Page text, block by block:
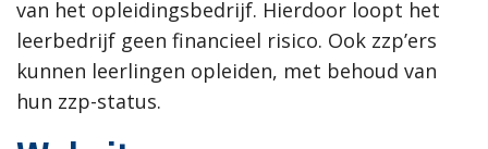
van het opleidingsbedrijf. Hierdoor loopt het
leerbedrijf geen financieel risico. Ook zzp’ers
kunnen leerlingen opleiden, met behoud van
hun zzp-status.